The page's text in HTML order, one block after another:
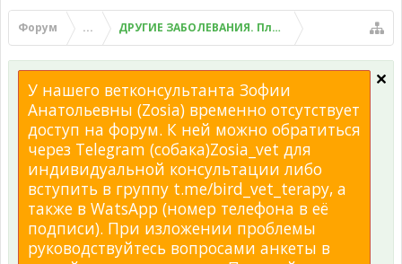
Форум ... ДРУГИЕ ЗАБОЛЕВАНИЯ. Плохой помет, рвота и
У нашего ветконсультанта Зофии
Анатольевны (Zosia) временно отсутствует
доступ на форум. К ней можно обратиться
через Telegram (собака)Zosia_vet для
индивидуальной консультации либо
вступить в группу t.me/bird_vet_terapy, а
также в WatsApp (номер телефона в её
подписи). При изложении проблемы
руководствуйтесь вопросами анкеты в